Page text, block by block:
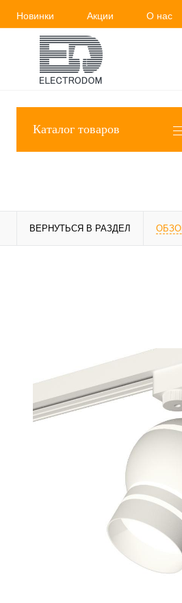
Новинки Акции О нас
Каталог товаров
ВЕРНУТЬСЯ В РАЗДЕЛ